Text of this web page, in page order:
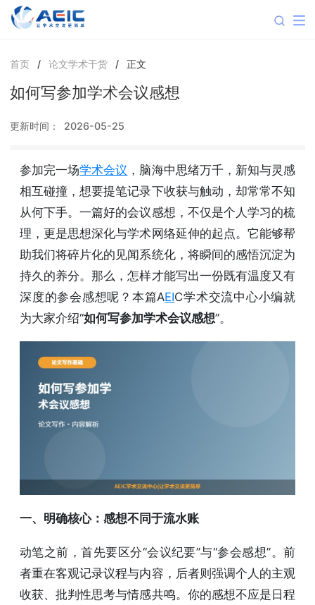
首页 / 论文学术干货 / 正文
如何写参加学术会议感想
更新时间： 2026-05-25
参加完一场学术会议 ，脑海中思绪万千，新知与灵感
相互碰撞，想要提笔记录下收获与触动，却常常不知
从何下手。一篇好的会议感想，不仅是个人学习的梳
理，更是思想深化与学术网络延伸的起点。它能够帮
助我们将碎片化的见闻系统化，将瞬间的感悟沉淀为
持久的养分。那么，怎样才能写出一份既有温度又有
深度的参会感想呢？本篇AEIC学术交流中心小编就
为大家介绍“如何写参加学术会议感想”。
一、明确核心：感想不同于流水账
动笔之前，首先要区分“会议纪要”与“参会感想”。前
者重在客观记录议程与内容，后者则强调个人的主观
收获、批判性思考与情感共鸣。你的感想不应是日程